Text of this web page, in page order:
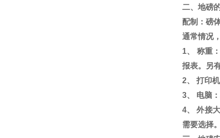
二、地磅
配制：磅
通常情况
1、 称重
报表。另
2、 打印
3、 电脑
4、 外接
需要选择